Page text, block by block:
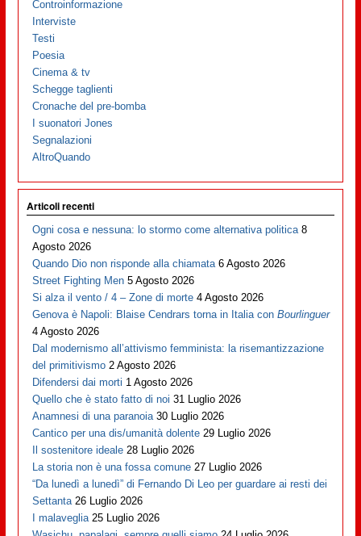
Controinformazione
Interviste
Testi
Poesia
Cinema & tv
Schegge taglienti
Cronache del pre-bomba
I suonatori Jones
Segnalazioni
AltroQuando
Articoli recenti
Ogni cosa e nessuna: lo stormo come alternativa politica 8
Agosto 2026
Quando Dio non risponde alla chiamata 6 Agosto 2026
Street Fighting Men 5 Agosto 2026
Si alza il vento / 4 – Zone di morte 4 Agosto 2026
Genova è Napoli: Blaise Cendrars torna in Italia conBourlinguer
4 Agosto 2026
Dal modernismo all’attivismo femminista: la risemantizzazione
del primitivismo 2 Agosto 2026
Difendersi dai morti 1 Agosto 2026
Quello che è stato fatto di noi 31 Luglio 2026
Anamnesi di una paranoia 30 Luglio 2026
Cantico per una dis/umanità dolente 29 Luglio 2026
Il sostenitore ideale 28 Luglio 2026
La storia non è una fossa comune 27 Luglio 2026
“Da lunedì a lunedì” di Fernando Di Leo per guardare ai resti dei
Settanta 26 Luglio 2026
I malaveglia 25 Luglio 2026